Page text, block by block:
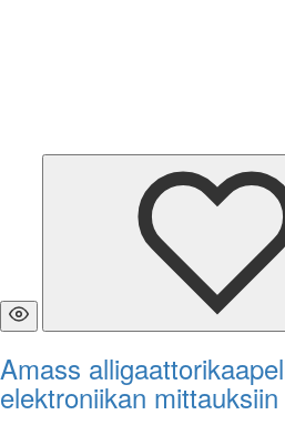
Amass
elektroniikan mittauksiin